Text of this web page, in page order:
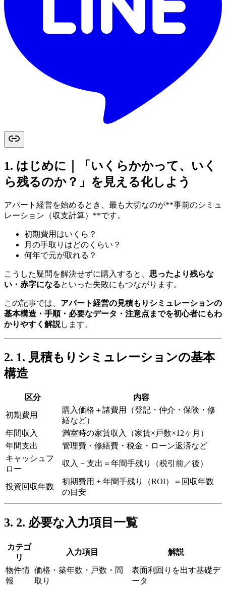
はじめに｜「いくらかかって、いく
ら残るのか？」を見える化しよう
アパート経営を始めるとき、最も大切なのが**事前のシミュ
レーション（収支計算）**です。
初期費用はいくら？
月の手取りはどのくらい？
何年で元が取れる？
こうした疑問を解決せずに購入すると、 思ったより残らな
い・赤字になるといった失敗にもつながります。
この記事では、 アパート経営の見積もりシミュレーションの
基本構造・手順・必要なデータ・注意点までを初心者にもわ
かりやすく解説します。
1. 見積もりシミュレーションの基本
構造
区分 内容
初期費用
購入価格＋諸費用（登記・仲介・保険・修
繕など）
年間収入
満室時の家賃収入（家賃×戸数×12ヶ月）
年間支出
管理費・修繕費・税金・ローン返済など
キャッシュフ
ロー
収入 − 支出＝年間手残り（税引前／後）
投資回収年数
初期費用 ÷ 年間手残り（ROI）＝回収年数
の目安
2. 必要な入力項目一覧
カテゴ
リ
入力項目 解説
物件情
報
価格・築年数・戸数・間
取り
表面利回りを出す基礎デ
ータ